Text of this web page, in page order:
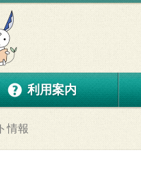
利用案内
情報